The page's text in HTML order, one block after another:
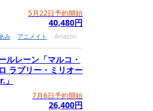
5月22日予約開始
40,480円
み アニメイト Amazon
ルレーン「マルコ・
ラブリー・ミリオー
」
7月6日予約開始
26,400円